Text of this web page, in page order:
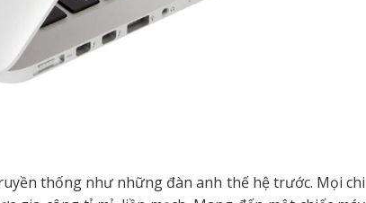
thống như những đàn anh thế hệ trước. Mọi chi